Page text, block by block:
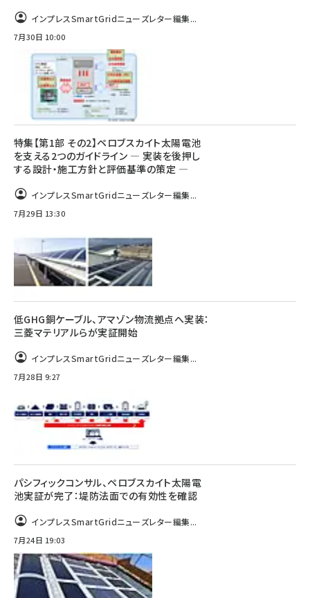
インプレスSmartGridニューズレター編集...
7月30日 10:00
特集【第1部 その2】ペロブスカイト太陽電池
を支える2つのガイドライン ― 実装を後押し
する設計・施工方針と評価基準の策定 ―
インプレスSmartGridニューズレター編集...
7月29日 13:30
低GHG銅ケーブル、アマゾン物流拠点へ実装：
三菱マテリアルらが実証開始
インプレスSmartGridニューズレター編集...
7月28日 9:27
パシフィックコンサル、ペロブスカイト太陽電
池実証が完了：堤防法面での有効性を確認
インプレスSmartGridニューズレター編集...
7月24日 19:03